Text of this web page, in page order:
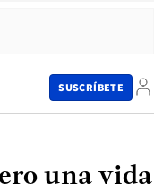
SUSCRÍBETE
una vida